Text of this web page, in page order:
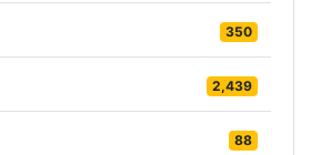
350
2,439
88